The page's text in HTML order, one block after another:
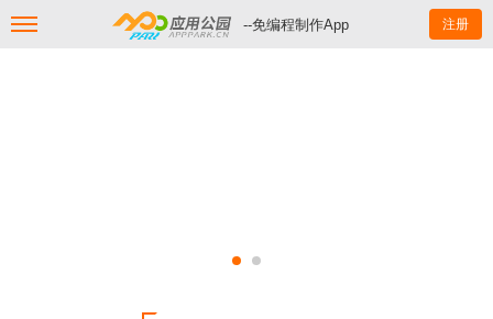
--免编程制作App 注册